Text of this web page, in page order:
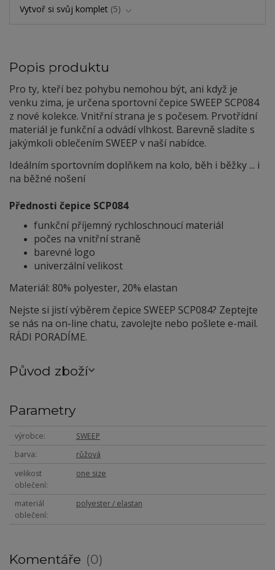
Vytvoř si svůj komplet 5
Popis produktu
Pro ty, kteří bez pohybu nemohou být, ani když je
venku zima, je určena sportovní čepice SWEEP SCP084
z nové kolekce. Vnitřní strana je s počesem. Prvotřídní
materiál je funkční a odvádí vlhkost. Barevně sladíte s
jakýmkoli oblečením SWEEP v naší nabídce.
Ideálním sportovním doplňkem na kolo, běh i běžky ... i
na běžné nošení
Přednosti čepice SCP084
funkční příjemný rychloschnoucí materiál
počes na vnitřní straně
barevné logo
univerzální velikost
Materiál: 80% polyester, 20% elastan
Nejste si jistí výběrem čepice SWEEP SCP084? Zeptejte
se nás na on-line chatu, zavolejte nebo pošlete e-mail.
RÁDI PORADÍME.
Původ zboží
Parametry
výrobce
SWEEP
barva
růžová
velikost
oblečení
one size
materiál
oblečení
polyester / elastan
Komentáře 0